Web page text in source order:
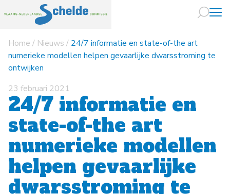
Naar
Home / Nieuws / 24/7 informatie en state-of-the art
numerieke modellen helpen gevaarlijke dwarsstroming te
ontwijken
23 februari 2021
24/7 informatie en
state-of-the art
numerieke modellen
helpen gevaarlijke
dwarsstroming te